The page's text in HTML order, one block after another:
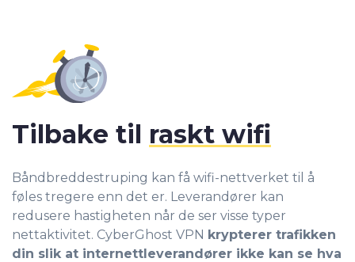
Tilbake til raskt wifi
Båndbreddestruping kan få wifi-nettverket til å
føles tregere enn det er. Leverandører kan
redusere hastigheten når de ser visse typer
nettaktivitet. CyberGhost VPN krypterer trafikken
din slik at internettleverandører ikke kan se hva